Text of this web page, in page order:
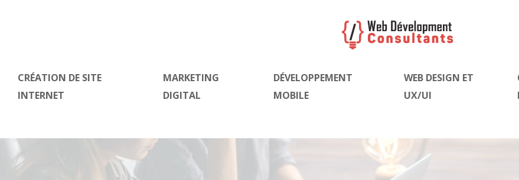
CRÉATION DE SITE
INTERNET
MARKETING
DIGITAL
DÉVELOPPEMENT
MOBILE
WEB DESIGN ET
UX/UI